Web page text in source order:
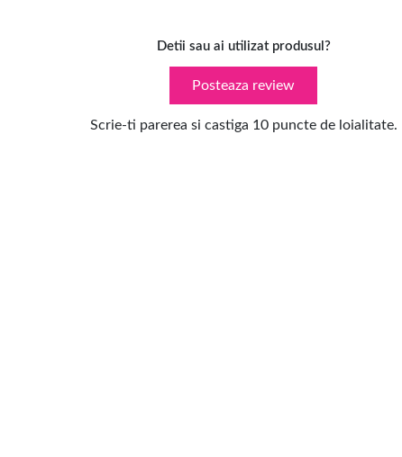
Detii sau ai utilizat produsul?
Posteaza review
Scrie-ti parerea si castiga 10 puncte de loialitate.